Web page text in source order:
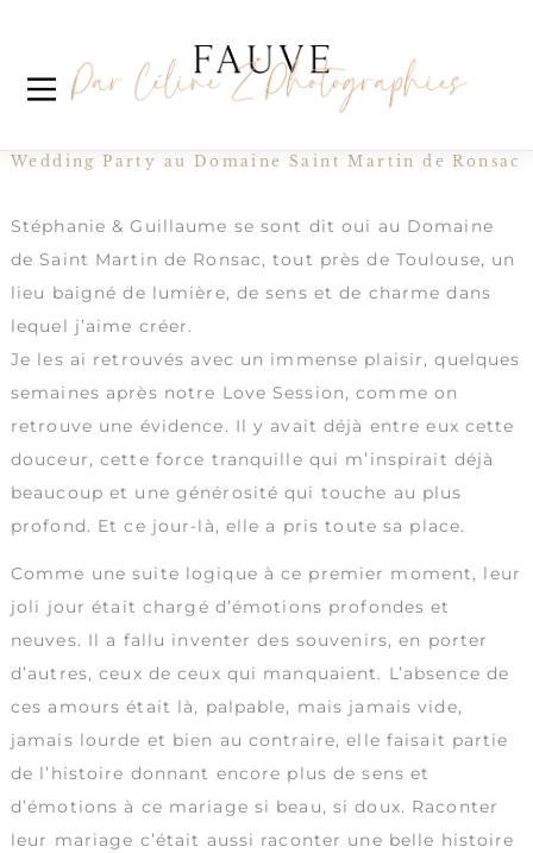
mariage toulouse
Wedding Party au Domaine Saint Martin de Ronsac
Stéphanie & Guillaume se sont dit oui au Domaine
de Saint Martin de Ronsac, tout près de Toulouse, un
lieu baigné de lumière, de sens et de charme dans
lequel j’aime créer.
Je les ai retrouvés avec un immense plaisir, quelques
semaines après notre Love Session, comme on
retrouve une évidence. Il y avait déjà entre eux cette
douceur, cette force tranquille qui m’inspirait déjà
beaucoup et une générosité qui touche au plus
profond. Et ce jour-là, elle a pris toute sa place.
Comme une suite logique à ce premier moment, leur
joli jour était chargé d’émotions profondes et
neuves. Il a fallu inventer des souvenirs, en porter
d’autres, ceux de ceux qui manquaient. L’absence de
ces amours était là, palpable, mais jamais vide,
jamais lourde et bien au contraire, elle faisait partie
de l’histoire donnant encore plus de sens et
d’émotions à ce mariage si beau, si doux. Raconter
leur mariage c’était aussi raconter une belle histoire